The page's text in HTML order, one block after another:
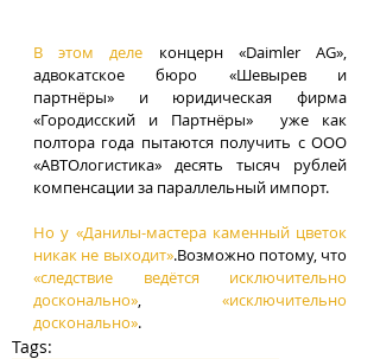
В этом деле концерн «Daimler AG»,
адвокатское бюро «Шевырев и
партнёры» и юридическая фирма
«Городисский и Партнёры»  уже как
полтора года пытаются получить с ООО
«АВТОлогистика» десять тысяч рублей
компенсации за параллельный импорт.
Но у «Данилы-мастера каменный цветок
никак не выходит»
«следствие ведётся исключительно
досконально», «исключительно
досконально».
Tags: